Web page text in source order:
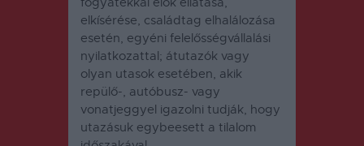
elkísérése, családtag elhalálozása
esetén, egyéni felelősségvállalási
nyilatkozattal; átutazók vagy
olyan utasok esetében, akik
repülő-, autóbusz- vagy
vonatjeggyel igazolni tudják, hogy
utazásuk egybeesett a tilalom